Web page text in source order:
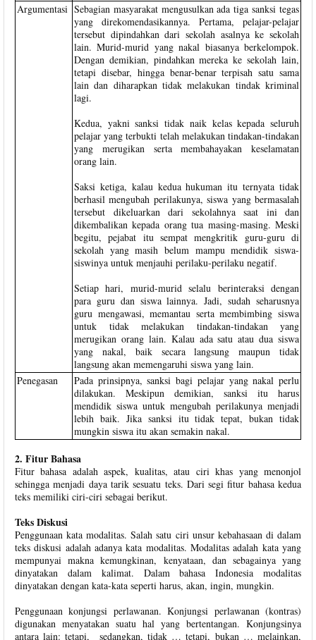
Argumentasi Sebagian masyarakat mengusulkan ada tiga sanksi tegas
yang direkomendasikannya. Pertama, pelajar-pelajar
tersebut dipindahkan dari sekolah asalnya ke sekolah
lain. Murid-murid yang nakal biasanya berkelompok.
Dengan demikian, pindahkan mereka ke sekolah lain,
tetapi disebar, hingga benar-benar terpisah satu sama
lain dan diharapkan tidak melakukan tindak kriminal
lagi.
Kedua, yakni sanksi tidak naik kelas kepada seluruh
pelajar yang terbukti telah melakukan tindakan-tindakan
yang merugikan serta membahayakan keselamatan
orang lain.
Saksi ketiga, kalau kedua hukuman itu ternyata tidak
berhasil mengubah perilakunya, siswa yang bermasalah
tersebut dikeluarkan dari sekolahnya saat ini dan
dikembalikan kepada orang tua masing-masing. Meski
begitu, pejabat itu sempat mengkritik guru-guru di
sekolah yang masih belum mampu mendidik siswa-
siswinya untuk menjauhi perilaku-perilaku negatif.
Setiap hari, murid-murid selalu berinteraksi dengan
para guru dan siswa lainnya. Jadi, sudah seharusnya
guru mengawasi, memantau serta membimbing siswa
untuk tidak melakukan tindakan-tindakan yang
merugikan orang lain. Kalau ada satu atau dua siswa
yang nakal, baik secara langsung maupun tidak
langsung akan memengaruhi siswa yang lain.
Penegasan
Pada prinsipnya, sanksi bagi pelajar yang nakal perlu
dilakukan. Meskipun demikian, sanksi itu harus
mendidik siswa untuk mengubah perilakunya menjadi
lebih baik. Jika sanksi itu tidak tepat, bukan tidak
mungkin siswa itu akan semakin nakal.
2. Fitur Bahasa
Fitur bahasa adalah aspek, kualitas, atau ciri khas yang menonjol
sehingga menjadi daya tarik sesuatu teks. Dari segi fitur bahasa kedua
teks memiliki ciri-ciri sebagai berikut.
Teks Diskusi
Penggunaan kata modalitas. Salah satu ciri unsur kebahasaan di dalam
teks diskusi adalah adanya kata modalitas. Modalitas adalah kata yang
mempunyai makna kemungkinan, kenyataan, dan sebagainya yang
dinyatakan dalam kalimat. Dalam bahasa Indonesia modalitas
dinyatakan dengan kata-kata seperti harus, akan, ingin, mungkin.
Penggunaan konjungsi perlawanan. Konjungsi perlawanan (kontras)
digunakan menyatakan suatu hal yang bertentangan. Konjungsinya
antara lain: tetapi, sedangkan, tidak … tetapi, bukan … melainkan,